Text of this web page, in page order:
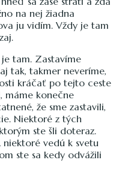
na nej žiadna
ju vidím. Vždy je tam
tam. Zastavíme
tak, takmer neveríme,
kráčať po tejto ceste
máme konečne
že sme zastavili,
Niektoré z tých
ste šli doteraz.
vedú k svetu
ste sa kedy odvážili